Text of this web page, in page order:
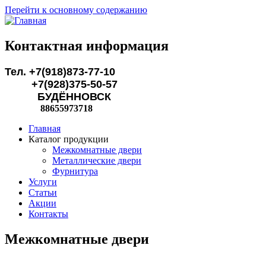
Перейти к основному содержанию
Контактная информация
Тел. +7(918)873-77-10
+7(928)375-50-57
БУДЁННОВСК
88655973718
Главная
Каталог продукции
Межкомнатные двери
Металлические двери
Фурнитура
Услуги
Статьи
Акции
Контакты
Межкомнатные двери